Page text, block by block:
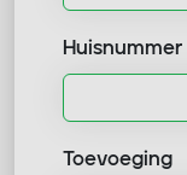
Huisnummer
Toevoeging